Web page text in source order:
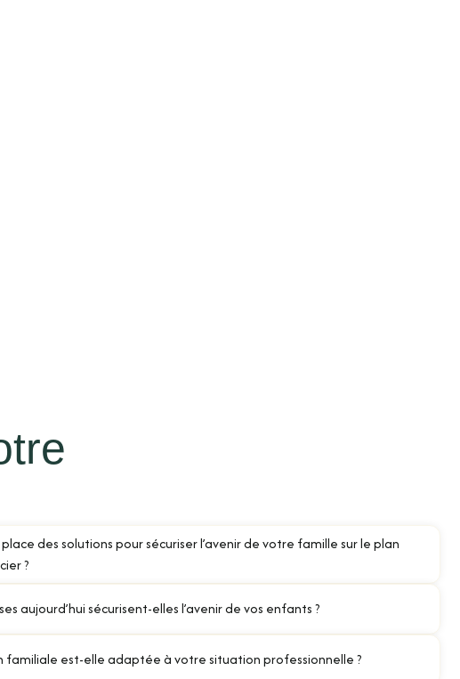
des solutions pour sécuriser l’avenir de votre famille sur le plan
?
aujourd’hui sécurisent-elles l’avenir de vos enfants ?
est-elle adaptée à votre situation professionnelle ?